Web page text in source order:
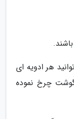
هر ادویه ای
گوشت چرخ نموده